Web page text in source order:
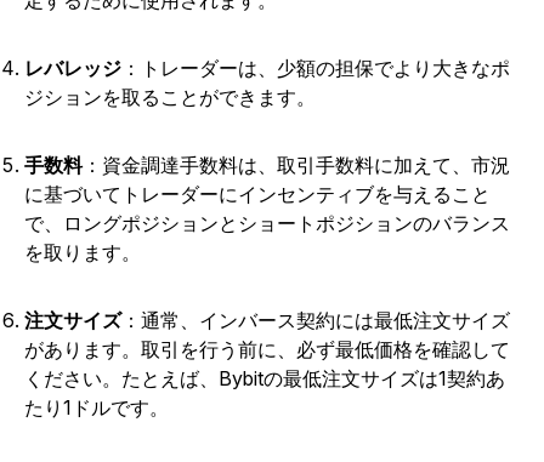
レバレッジ ：トレーダーは、少額の担保でより大きなポ
ジションを取ることができます。
手数料：資金調達手数料は、取引手数料に加えて、市況
に基づいてトレーダーにインセンティブを与えること
で、ロングポジションとショートポジションのバランス
を取ります。
注文サイズ：通常、インバース契約には最低注文サイズ
があります。取引を行う前に、必ず最低価格を確認して
ください。たとえば、Bybitの最低注文サイズは1契約あ
たり1ドルです。